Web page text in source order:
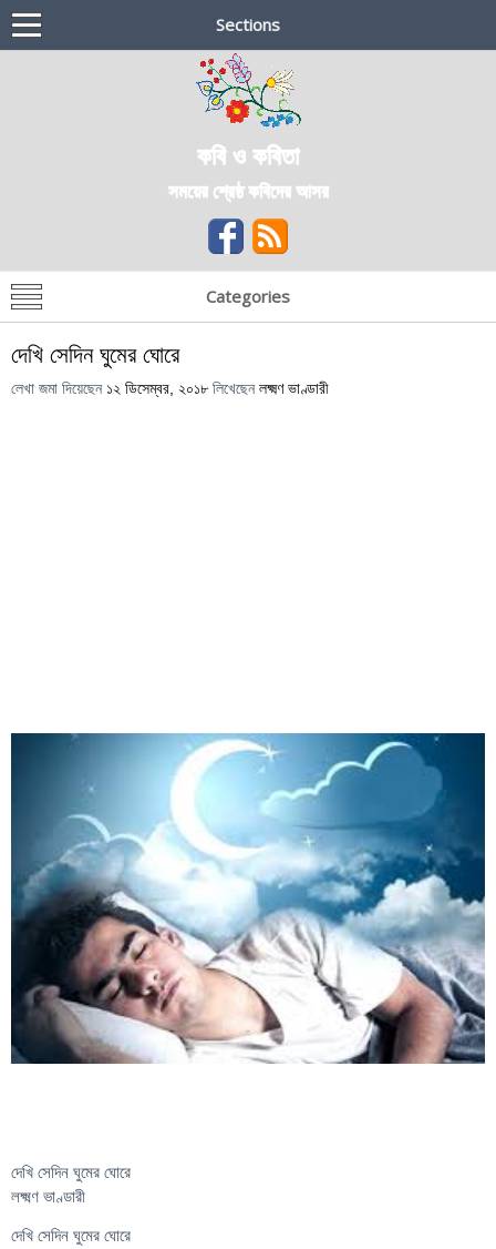
Sections
কবি ও কবিতা
সময়ের শ্রেষ্ঠ কবিদের আসর
Categories
দেখি সেদিন ঘুমের ঘোরে
লেখা জমা দিয়েছেন ১২ ডিসেম্বর, ২০১৮লিখেছেন লক্ষ্মণ ভাণ্ডারী
দেখি সেদিন ঘুমের ঘোরে
লক্ষ্মণ ভাণ্ডারী
দেখি সেদিন ঘুমের ঘোরে